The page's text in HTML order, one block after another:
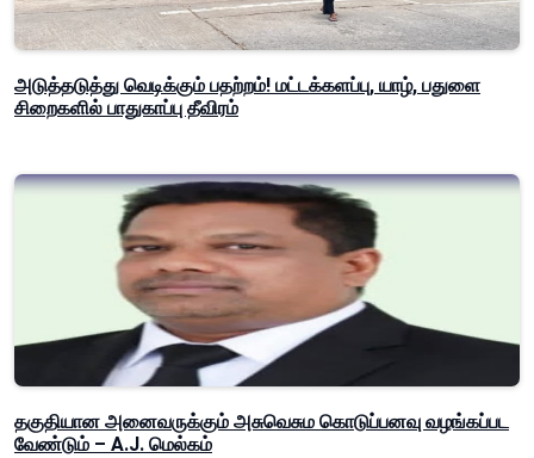
அடுத்தடுத்து வெடிக்கும் பதற்றம்! மட்டக்களப்பு, யாழ், பதுளை
சிறைகளில் பாதுகாப்பு தீவிரம்
தகுதியான அனைவருக்கும் அசுவெசும கொடுப்பனவு வழங்கப்பட
வேண்டும் – A.J. மெல்கம்